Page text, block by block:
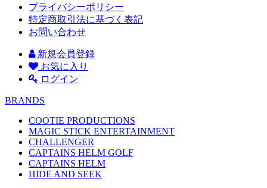
プライバシーポリシー
特定商取引法に基づく表記
お問い合わせ
新規会員登録
お気に入り
ログイン
BRANDS
COOTIE PRODUCTIONS
MAGIC STICK ENTERTAINMENT
CHALLENGER
CAPTAINS HELM GOLF
CAPTAINS HELM
HIDE AND SEEK